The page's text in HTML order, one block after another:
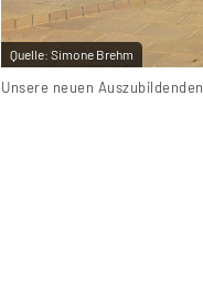
Quelle: Simone Brehm
Unsere neuen